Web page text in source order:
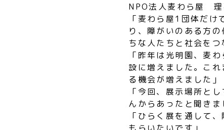
NPO法人麦わら屋 理
「麦わら屋1団体だ
り、障がいのある方
ちな人たちと社会を
「昨年は光明園、麦
設に増えました。こ
る機会が増えました」
「今回、展示場所と
んからあったと聞き
「ひらく展を通して